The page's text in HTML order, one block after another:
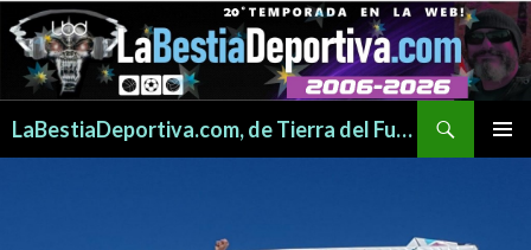
LaBestiaDeportiva.com, de Tierra del Fuego para todo el mundo